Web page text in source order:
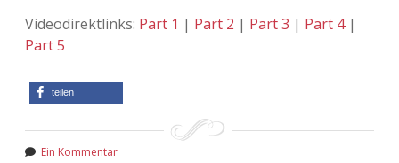
Adventskalender 2017
Videodirektlinks: Part 1 | Part 2 | Part 3 | Part 4|
Part 5
teilen
Ein Kommentar